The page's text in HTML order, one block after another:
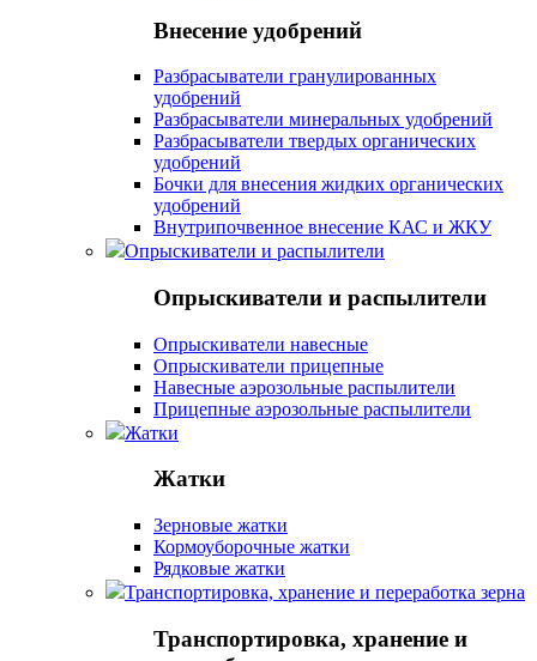
Внесение удобрений
Разбрасыватели гранулированных
удобрений
Разбрасыватели минеральных удобрений
Разбрасыватели твердых органических
удобрений
Бочки для внесения жидких органических
удобрений
Внутрипочвенное внесение КАС и ЖКУ
Опрыскиватели и распылители
Опрыскиватели и распылители
Опрыскиватели навесные
Опрыскиватели прицепные
Навесные аэрозольные распылители
Прицепные аэрозольные распылители
Жатки
Жатки
Зерновые жатки
Кормоуборочные жатки
Рядковые жатки
Транспортировка, хранение и переработка зерна
Транспортировка, хранение и